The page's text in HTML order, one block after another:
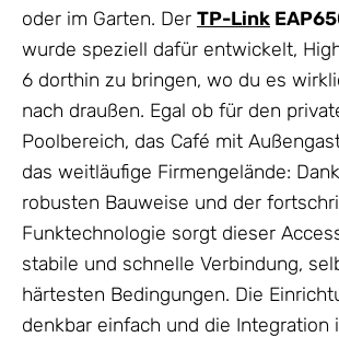
oder im Garten. Der TP-Link
wurde speziell dafür entwickelt,
6 dorthin zu bringen, wo du es
nach draußen. Egal ob für den
Poolbereich, das Café mit
das weitläufige Firmengelände:
robusten Bauweise und der
Funktechnologie sorgt dieser
stabile und schnelle Verbindung,
härtesten Bedingungen. Die
denkbar einfach und die Integration